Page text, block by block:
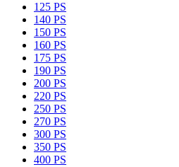
125 PS
140 PS
150 PS
160 PS
175 PS
190 PS
200 PS
220 PS
250 PS
270 PS
300 PS
350 PS
400 PS